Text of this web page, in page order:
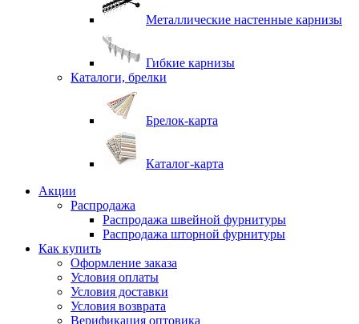
Металлические настенные карнизы
Гибкие карнизы
Каталоги, брелки
Брелок-карта
Каталог-карта
Акции
Распродажа
Распродажа швейной фурнитуры
Распродажа шторной фурнитуры
Как купить
Оформление заказа
Условия оплаты
Условия доставки
Условия возврата
Верификация оптовика